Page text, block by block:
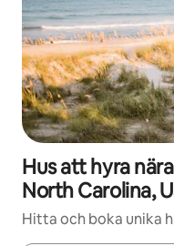
Hus att hyra
North Carolina,
Hitta och boka unika